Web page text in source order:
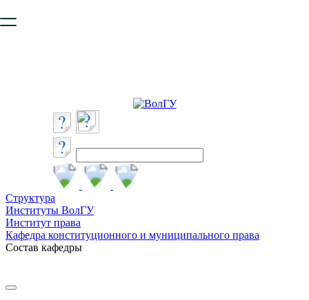
безопасную работу с сайтом. Пожалуйста
Структура
Институты ВолГУ
Институт права
Кафедра конституционного и муниципального права
Состав кафедры